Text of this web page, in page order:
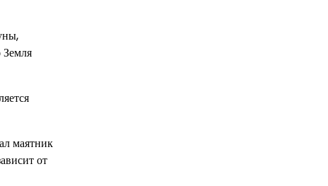
Земля
маятник
от